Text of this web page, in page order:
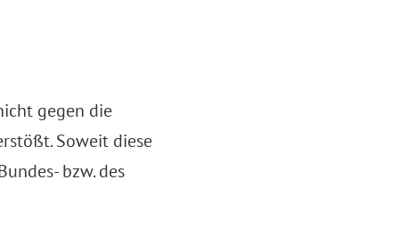
gegen die
Soweit diese
bzw. des